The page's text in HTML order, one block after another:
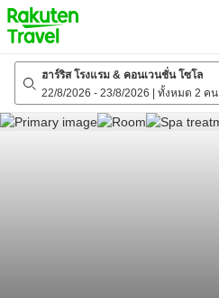
to
top
page
ฮาร์ริส โรงแรม & คอนเวนชั่น โซโล
22/8/2026 - 23/8/2026 ทั้งหมด 2 คน